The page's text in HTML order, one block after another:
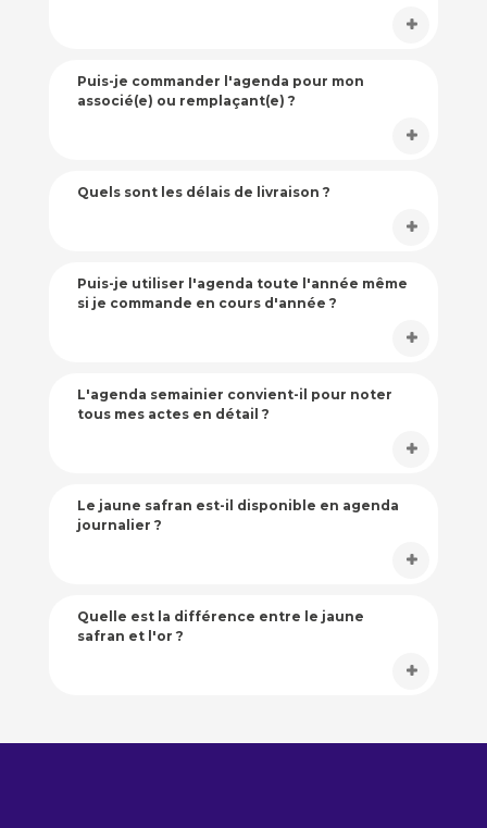
Puis-je commander l'agenda pour mon
associé(e) ou remplaçant(e) ?
Quels sont les délais de livraison ?
Puis-je utiliser l'agenda toute l'année même
si je commande en cours d'année ?
L'agenda semainier convient-il pour noter
tous mes actes en détail ?
Le jaune safran est-il disponible en agenda
journalier ?
Quelle est la différence entre le jaune
safran et l'or ?